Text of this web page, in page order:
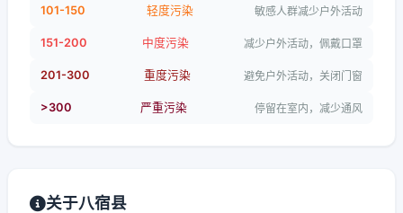
101-150 轻度污染 敏感人群减少户外活动
151-200 中度污染 减少户外活动，佩戴口罩
201-300 重度污染 避免户外活动，关闭门窗
>300 严重污染 停留在室内，减少通风
关于八宿县